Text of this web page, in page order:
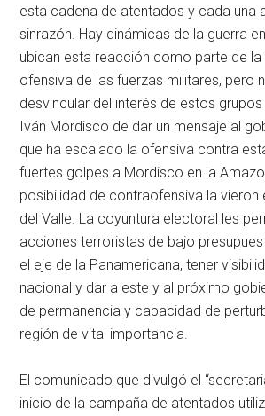
esta cadena de atentados y cada una
sinrazón. Hay dinámicas de la guerra
ubican esta reacción como parte de la
ofensiva de las fuerzas militares, pero
desvincular del interés de estos
Iván Mordisco de dar un mensaje al
que ha escalado la ofensiva contra
fuertes golpes a Mordisco en la
posibilidad de contraofensiva la vieron
del Valle. La coyuntura electoral les
acciones terroristas de bajo
el eje de la Panamericana, tener
nacional y dar a este y al próximo
de permanencia y capacidad de
región de vital importancia.
El comunicado que divulgó el
inicio de la campaña de atentados